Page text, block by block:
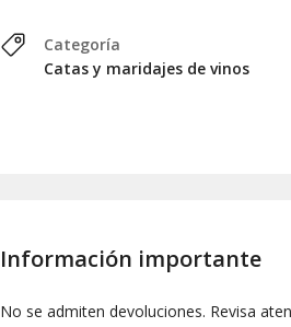
Edge Brewing - Croqueta
Urquell Pilsner - Pilsner Lager
acompañado de salsa brava
CraftBarcelona son Jordi, Joaquín,
personalizado y familiarse convertirá
Categoría
Catas y maridajes de vinos
Información importante
No se admiten devoluciones. Revisa